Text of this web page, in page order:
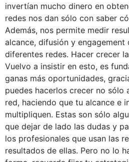
invertían mucho dinero en
redes nos dan sólo con saber
Además, nos permite medir
alcance, difusión y engagement
diferentes redes. Hacer crecer
Vuelvo a insistir en esto, es
ganas más oportunidades,
puedes hacerlos crecer no sólo
red, haciendo que tu alcance e
multipliquen. Estas son sólo
que dejar de lado las dudas y
los profesionales que usan las
resultados de ellas. Pero no lo